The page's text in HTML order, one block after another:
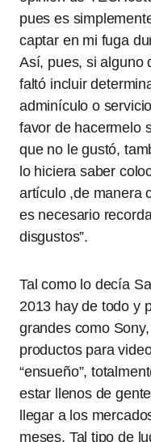
pues es
captar en mi fuga
Así, pues, si alguno
faltó incluir
adminículo o
favor de hacermelo
que no le gustó,
lo hiciera saber
artículo ,de manera
es necesario
disgustos”.
Tal como lo decía
2013 hay de todo y
grandes como
productos para
“ensueño”,
estar llenos de
llegar a los
meses. Tal tipo de